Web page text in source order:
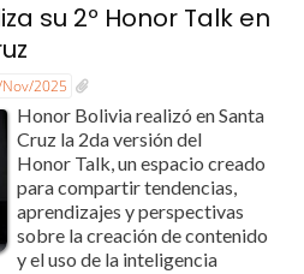
su 2º Honor Talk en
2025
Honor Bolivia realizó en Santa
Cruz la 2da versión del
Honor Talk, un espacio creado
para compartir tendencias,
aprendizajes y perspectivas
sobre la creación de contenido
y el uso de la inteligencia